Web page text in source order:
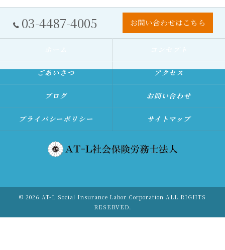
03-4487-4005 お問い合わせはこちら
ごあいさつ アクセス
ブログ お問い合わせ
プライバシーポリシー サイトマップ
© 2026 AT-L Social Insurance Labor Corporation ALL RIGHTS
RESERVED.